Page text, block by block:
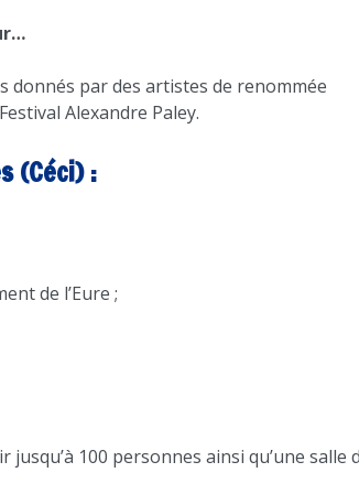
donnés par des artistes de renommée
Alexandre Paley.
(Céci) :
de l’Eure ;
jusqu’à 100 personnes ainsi qu’une salle